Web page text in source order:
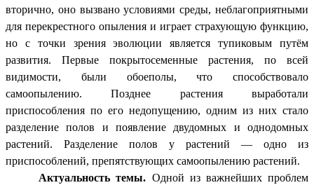
вторично, оно вызвано условиями среды, неблагоприятными
для перекрестного опыления и играет страхующую функцию,
но с точки зрения эволюции является тупиковым путём
развития. Первые покрытосеменные растения, по всей
видимости, были обоеполы, что способствовало
самоопылению. Позднее растения выработали
приспособления по его недопущению, одним из них стало
разделение полов и появление двудомных и однодомных
растений. Разделение полов у растений — одно из
приспособлений, препятствующих самоопылению растений.
Актуальность темы. Одной из важнейших проблем